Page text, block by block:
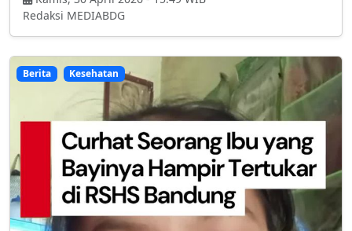
Redaksi MEDIABDG
Berita Kesehatan